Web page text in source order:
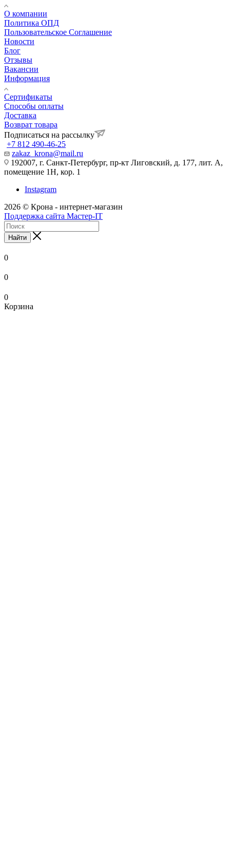
О компании
Политика ОПД
Пользовательское Соглашение
Новости
Блог
Отзывы
Вакансии
Информация
Сертификаты
Способы оплаты
Доставка
Возврат товара
Подписаться на рассылку
+7 812 490-46-25
zakaz_krona@mail.ru
192007, г. Санкт-Петербург, пр-кт Лиговский, д. 177, лит. А,
помещение 1Н, кор. 1
Instagram
2026 © Крона - интернет-магазин
Поддержка сайта Мастер-IT
Найти
0
0
0
Корзина